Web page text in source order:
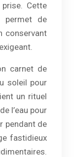
Cette
permet de
conservant
carnet de
soleil pour
un rituel
l’eau pour
pendant de
fastidieux